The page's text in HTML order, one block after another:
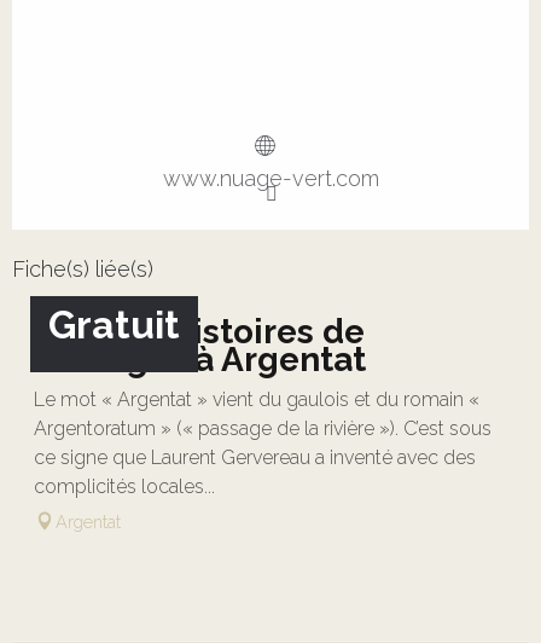
www.nuage-vert.com
Fiche(s) liée(s)
Gratuit
Festival Histoires de
Passages à Argentat
Le mot « Argentat » vient du gaulois et du romain «
Argentoratum » (« passage de la rivière »). C’est sous
ce signe que Laurent Gervereau a inventé avec des
complicités locales...
Argentat